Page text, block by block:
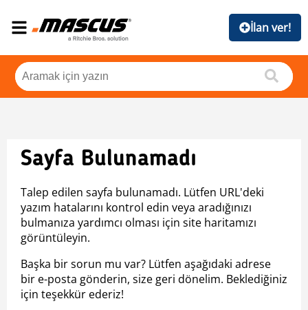
İlan ver!
Sayfa Bulunamadı
Talep edilen sayfa bulunamadı. Lütfen URL'deki
yazım hatalarını kontrol edin veya aradığınızı
bulmanıza yardımcı olması için site haritamızı
görüntüleyin.
Başka bir sorun mu var? Lütfen aşağıdaki adrese
bir e-posta gönderin, size geri dönelim. Beklediğiniz
için teşekkür ederiz!